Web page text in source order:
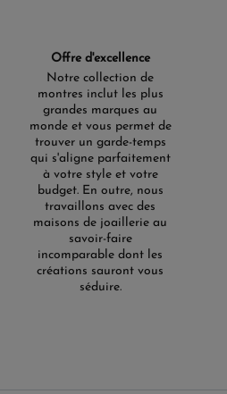
Offre d'excellence
Notre collection de
montres inclut les plus
grandes marques au
monde et vous permet de
trouver un garde-temps
qui s'aligne parfaitement
à votre style et votre
budget. En outre, nous
travaillons avec des
maisons de joaillerie au
savoir-faire
incomparable dont les
créations sauront vous
séduire.